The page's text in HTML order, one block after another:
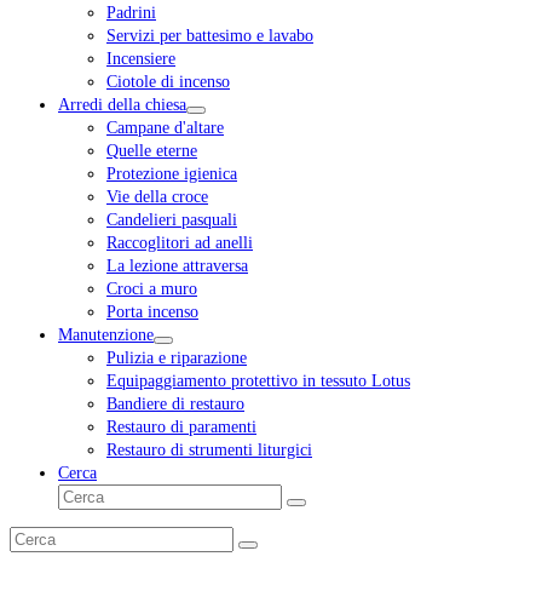
Padrini
Servizi per battesimo e lavabo
Incensiere
Ciotole di incenso
Arredi della chiesa
Campane d'altare
Quelle eterne
Protezione igienica
Vie della croce
Candelieri pasquali
Raccoglitori ad anelli
La lezione attraversa
Croci a muro
Porta incenso
Manutenzione
Pulizia e riparazione
Equipaggiamento protettivo in tessuto Lotus
Bandiere di restauro
Restauro di paramenti
Restauro di strumenti liturgici
Cerca
Cerca
Invia
Cerca
Invia